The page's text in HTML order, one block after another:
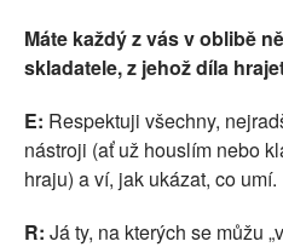
Máte každý z vás v oblibě
skladatele, z jehož díla
E: Respektuji všechny,
nástroji (ať už houslím nebo
hraju) a ví, jak ukázat, co umí.
R: Já ty, na kterých se můžu